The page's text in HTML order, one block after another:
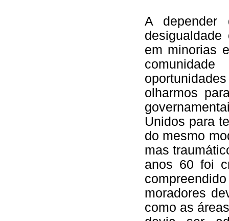
A depender
em minorias
olharmos
Unidos para
do mesmo
mas
anos 60 foi
moradores
como as